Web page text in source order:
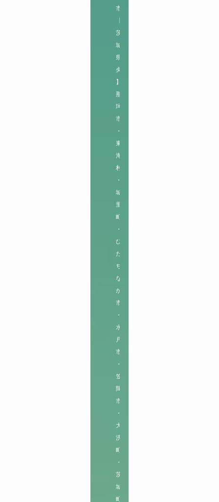
市
茨
城
県
央
】
那
珂
市
・
東
海
村
・
城
里
町
・
ひ
た
ち
な
か
市
・
水
戸
市
・
笠
間
市
・
大
洗
町
・
茨
城
町